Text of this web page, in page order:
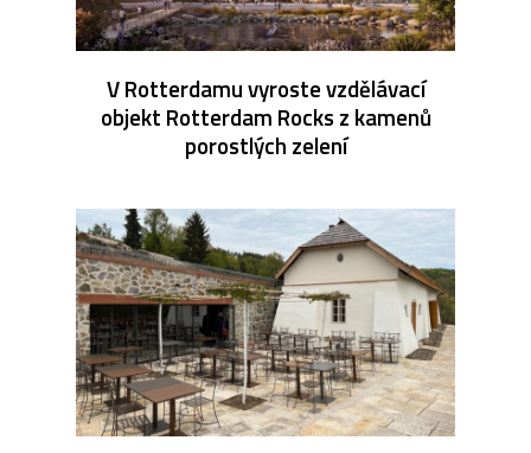
V Rotterdamu vyroste vzdělávací
objekt Rotterdam Rocks z kamenů
porostlých zelení